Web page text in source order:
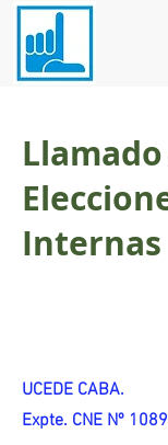
Llamado
Internas
UCEDE CABA.
Expte. CNE Nº